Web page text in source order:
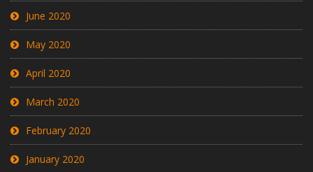
June 2020
May 2020
April 2020
March 2020
February 2020
January 2020